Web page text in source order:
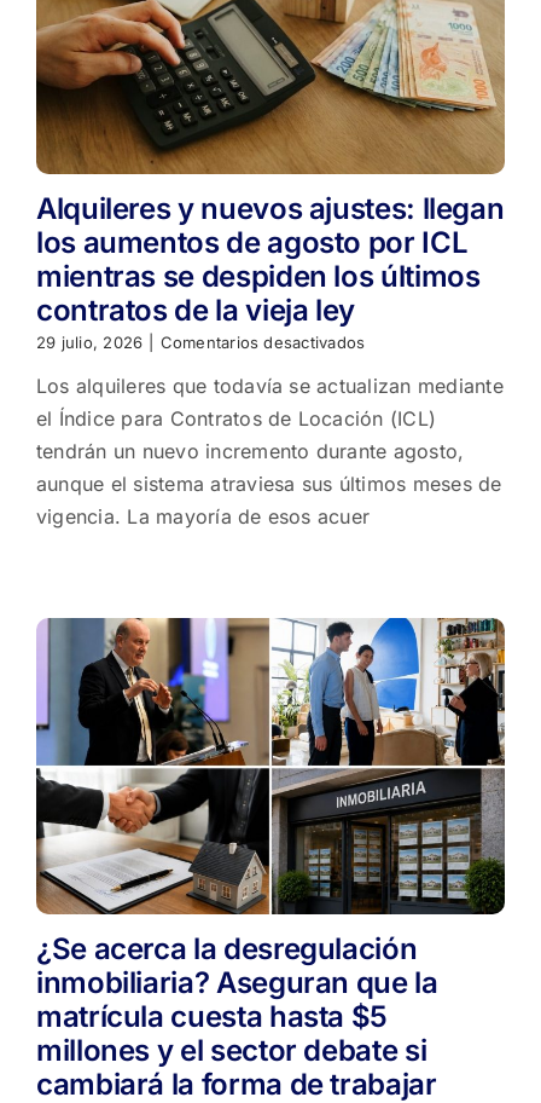
Alquileres y nuevos ajustes: llegan
los aumentos de agosto por ICL
mientras se despiden los últimos
contratos de la vieja ley
29 julio, 2026 Comentarios desactivadosen
y
nuevos
ajustes:
llegan
los
de
mientras
se
despiden
los
últimos
contratos
de
la
vieja
ley
Los alquileres que todavía se actualizan mediante
el Índice para Contratos de Locación (ICL)
tendrán un nuevo incremento durante agosto,
aunque el sistema atraviesa sus últimos meses de
vigencia. La mayoría de esos acuer
¿Se acerca la desregulación
inmobiliaria? Aseguran que la
matrícula cuesta hasta $5
millones y el sector debate si
cambiará la forma de trabajar